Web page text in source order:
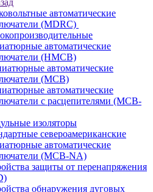
автоматические
(MDRC)
автоматические
(HMCB)
автоматические
(MCB)
автоматические
с расцепителями (MCB-
изоляторы
североамериканские
автоматические
(MCB-NA)
защиты от перенапряжения
обнаружения дуговых